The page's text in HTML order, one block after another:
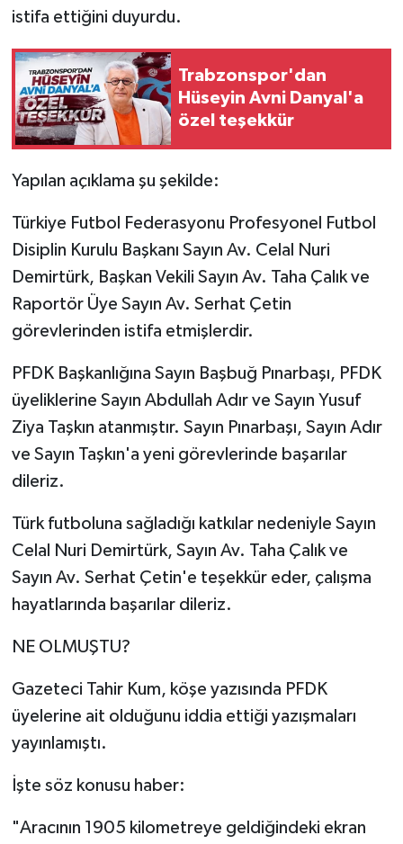
istifa ettiğini duyurdu.
Trabzonspor'dan
Hüseyin Avni Danyal'a
özel teşekkür
Yapılan açıklama şu şekilde:
Türkiye Futbol Federasyonu Profesyonel Futbol
Disiplin Kurulu Başkanı Sayın Av. Celal Nuri
Demirtürk, Başkan Vekili Sayın Av. Taha Çalık ve
Raportör Üye Sayın Av. Serhat Çetin
görevlerinden istifa etmişlerdir.
PFDK Başkanlığına Sayın Başbuğ Pınarbaşı, PFDK
üyeliklerine Sayın Abdullah Adır ve Sayın Yusuf
Ziya Taşkın atanmıştır. Sayın Pınarbaşı, Sayın Adır
ve Sayın Taşkın'a yeni görevlerinde başarılar
dileriz.
Türk futboluna sağladığı katkılar nedeniyle Sayın
Celal Nuri Demirtürk, Sayın Av. Taha Çalık ve
Sayın Av. Serhat Çetin'e teşekkür eder, çalışma
hayatlarında başarılar dileriz.
NE OLMUŞTU?
Gazeteci Tahir Kum, köşe yazısında PFDK
üyelerine ait olduğunu iddia ettiği yazışmaları
yayınlamıştı.
İşte söz konusu haber:
"Aracının 1905 kilometreye geldiğindeki ekran